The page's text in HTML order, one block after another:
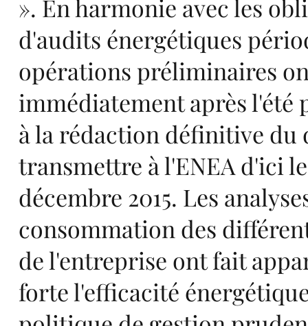
». En harmonie avec les
d'audits énergétiques
opérations préliminaires
immédiatement après l'été
à la rédaction définitive du
transmettre à l'ENEA d'ici
décembre 2015. Les
consommation des
de l'entreprise ont fait
forte l'efficacité
me
nc
e